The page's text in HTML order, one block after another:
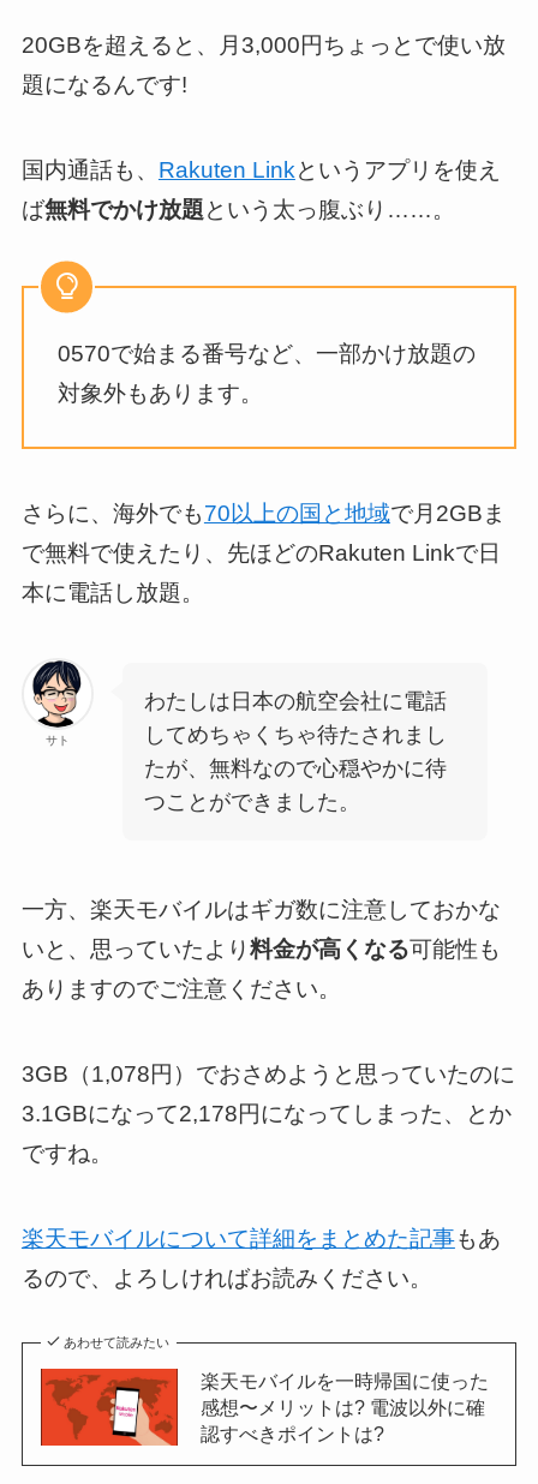
20GBを超えると、月3,000円ちょっとで使い放
題になるんです!
国内通話も、 Rakuten Linkというアプリを使え
ば無料でかけ放題という太っ腹ぶり……。
0570で始まる番号など、一部かけ放題の
対象外もあります。
さらに、海外でも70以上の国と地域で月2GBま
で無料で使えたり、先ほどのRakuten Linkで日
本に電話し放題。
サト
わたしは日本の航空会社に電話
してめちゃくちゃ待たされまし
たが、無料なので心穏やかに待
つことができました。
一方、楽天モバイルはギガ数に注意しておかな
いと、思っていたより料金が高くなる可能性も
ありますのでご注意ください。
3GB（1,078円）でおさめようと思っていたのに
3.1GBになって2,178円になってしまった、とか
ですね。
楽天モバイルについて詳細をまとめた記事もあ
るので、よろしければお読みください。
あわせて読みたい
楽天モバイルを一時帰国に使った
感想〜メリットは? 電波以外に確
認すべきポイントは?